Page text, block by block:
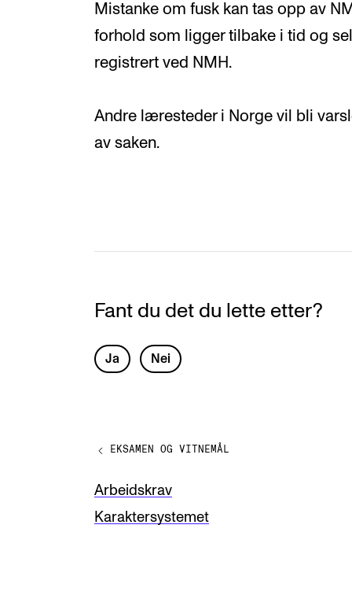
Mistanke om fusk kan tas opp av
forhold som ligger tilbake i tid og
registrert ved NMH.
Andre læresteder i Norge vil bli
av saken.
Fant du det du lette etter?
L
e
t
h
Ja Nei
EKSAMEN OG VITNEMÅL
Arbeidskrav
Karaktersystemet